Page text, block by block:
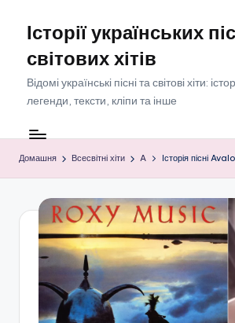
Перейти
вмісту
Історії українських
світових хітів
Відомі українські пісні та світові хіти:
легенди, тексти, кліпи та інше
Домашня Всесвітні хіти A Історія пісні